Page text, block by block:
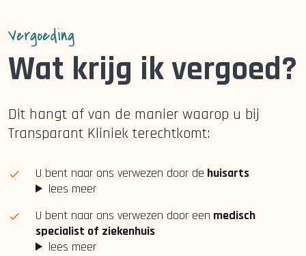
Vergoeding
Wat krijg ik vergoed?
Dit hangt af van de manier waarop u bij
Transparant Kliniek terechtkomt:
U bent naar ons verwezen door de huisarts
lees meer
U bent naar ons verwezen door een medisch
specialist of ziekenhuis
lees meer